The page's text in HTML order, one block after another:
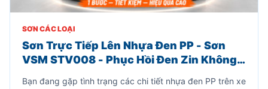
SƠN CÁC LOẠI
Sơn Trực Tiếp Lên Nhựa Đen PP - Sơn
VSM STV008 - Phục Hồi Đen Zin Không
Bạn đang gặp tình trạng các chi tiết nhựa đen PP trên xe